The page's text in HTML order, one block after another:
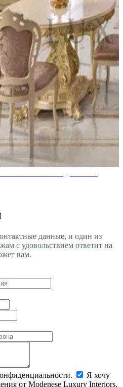
данные, и один из
с удовольствием ответит на
вам.
Я хочу
от Modenese Luxury Interiors.